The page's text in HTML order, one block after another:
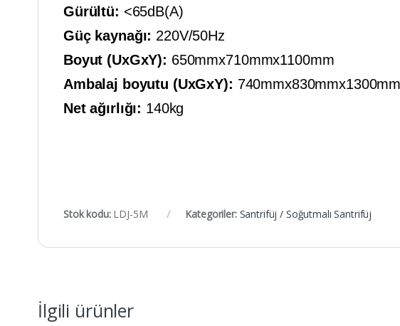
Gürültü: <65dB(A)
Güç kaynağı: 220V/50Hz
Boyut (UxGxY): 650mmx710mmx1100mm
Ambalaj boyutu (UxGxY):
Net ağırlığı: 140kg
Stok kodu: LDJ-5M Kategoriler: Santrifüj / Soğutmalı Santrifüj
İlgili ürünler